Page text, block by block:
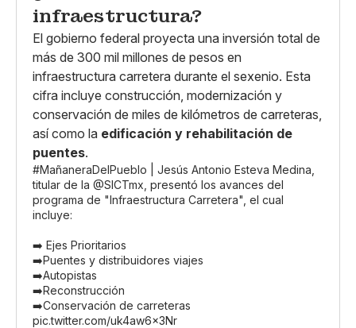
infraestructura?
El gobierno federal proyecta una inversión total de
más de 300 mil millones de pesos en
infraestructura carretera durante el sexenio. Esta
cifra incluye construcción, modernización y
conservación de miles de kilómetros de carreteras,
así como la edificación y rehabilitación de
puentes.
#MañaneraDelPueblo | Jesús Antonio Esteva Medina,
titular de la @SICTmx , presentó los avances del
programa de "Infraestructura Carretera", el cual
incluye:
➡️ Ejes Prioritarios
➡️Puentes y distribuidores viajes
➡️Autopistas
➡️Reconstrucción
➡️Conservación de carreteras
pic.twitter.com/uk4aw6x3Nr